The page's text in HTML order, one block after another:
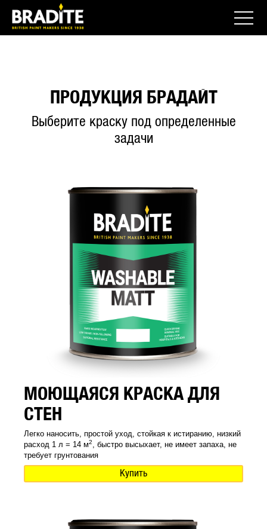
ПРОДУКЦИЯ БРАДАЙТ
Выберите краску под определенные
задачи
МОЮЩАЯСЯ КРАСКА ДЛЯ
СТЕН
Легко наносить, простой уход, стойкая к истиранию, низкий
расход 1 л = 14 м2
, быстро высыхает, не имеет запаха, не
требует грунтования
Купить